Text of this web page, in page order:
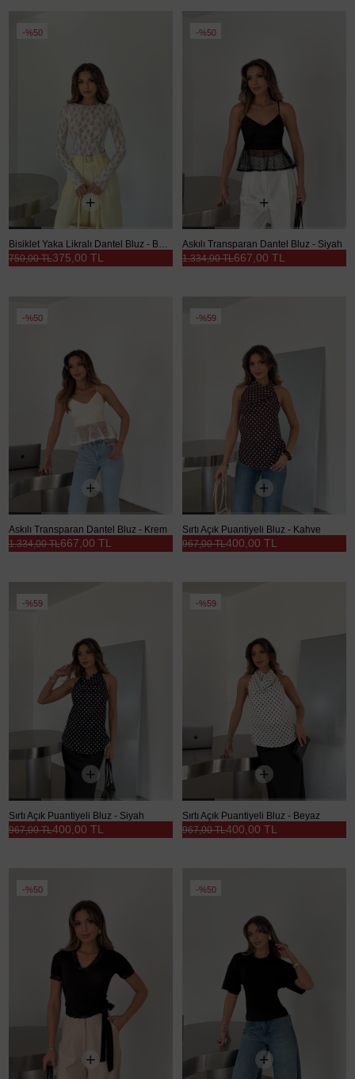
%50
Bisiklet Yaka Likralı Dantel Bluz - Beyaz
375,00 TL
750,00 TL
%50
Askılı Transparan Dantel Bluz - Siyah
667,00 TL
1.334,00 TL
%50
Askılı Transparan Dantel Bluz - Krem
667,00 TL
1.334,00 TL
%59
Sırtı Açık Puantiyeli Bluz - Kahve
400,00 TL
967,00 TL
%59
Sırtı Açık Puantiyeli Bluz - Siyah
400,00 TL
967,00 TL
%59
Sırtı Açık Puantiyeli Bluz - Beyaz
400,00 TL
967,00 TL
%50 %50